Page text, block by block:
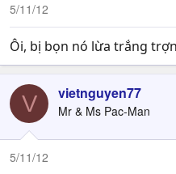
5/11/12
Ôi, bị bọn nó lừa trắng
V vietnguyen77
Mr & Ms Pac-Man
5/11/12